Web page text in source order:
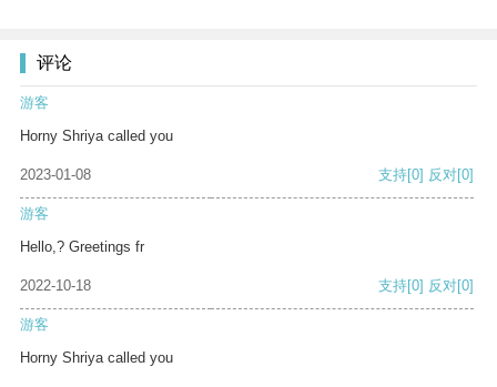
评论
游客
Horny Shriya called you
2023-01-08 支持[0] 反对[0]
游客
Hello,? Greetings fr
2022-10-18 支持[0] 反对[0]
游客
Horny Shriya called you